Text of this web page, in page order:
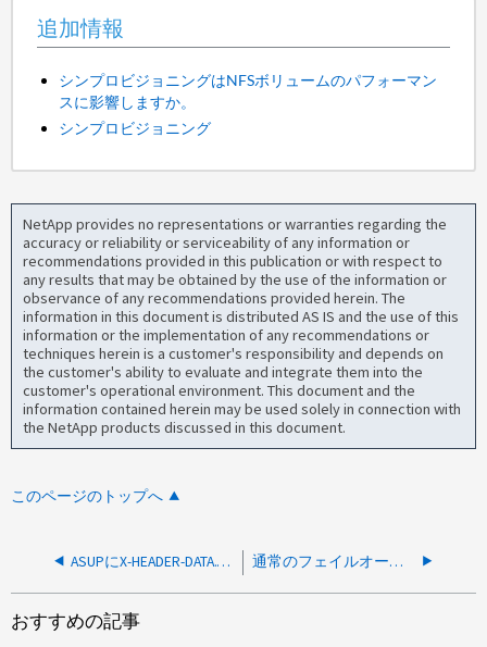
追加情報
シンプロビジョニングはNFSボリュームのパフォーマン
スに影響しますか。
シンプロビジョニング
NetApp provides no representations or warranties regarding the
accuracy or reliability or serviceability of any information or
recommendations provided in this publication or with respect to
any results that may be obtained by the use of the information or
observance of any recommendations provided herein. The
information in this document is distributed AS IS and the use of this
information or the implementation of any recommendations or
techniques herein is a customer's responsibility and depends on
the customer's ability to evaluate and integrate them into the
customer's operational environment. This document and the
information contained herein may be used solely in connection with
the NetApp products discussed in this document.
このページのトップへ
ASUPにX-HEADER-DATA.TXTが含まれない場合の条件はありますか？ 通常のフェイルオーバー時とクラスター ネットワークの劣化によるフェイルオーバー時では、アグリゲート、ネットワーク、またはボリュームの動作に違いはありますか?
おすすめの記事